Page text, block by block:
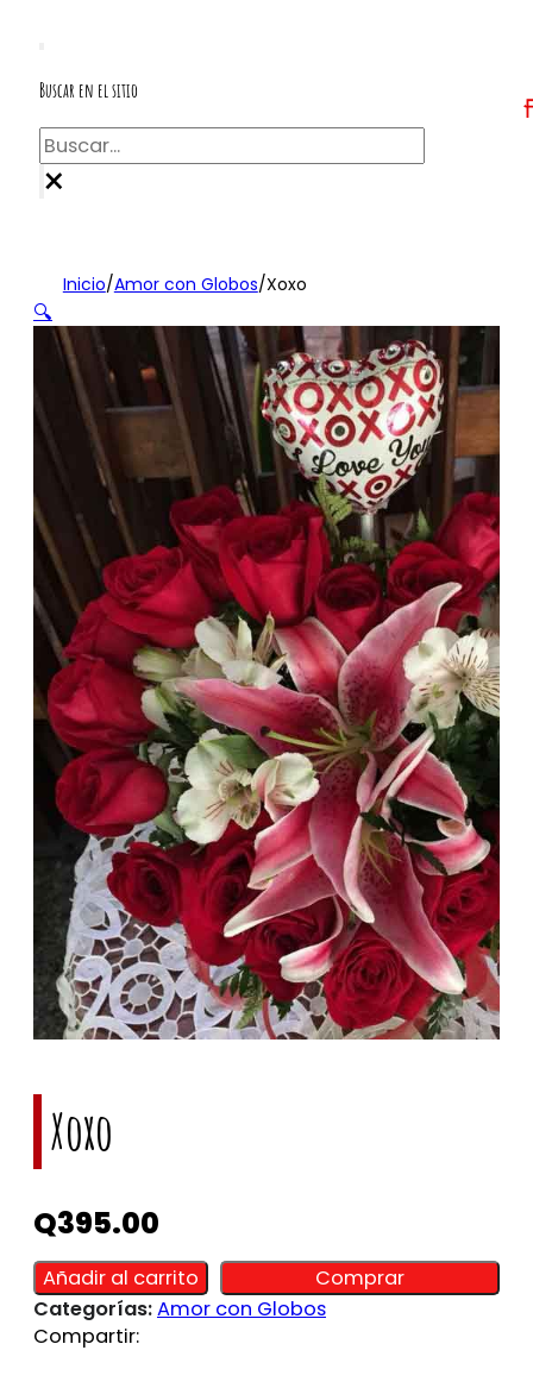
Buscar en el sitio
Buscar
×
Inicio/Amor con Globos/Xoxo
🔍
Xoxo
Q395.00
Añadir al carrito Comprar
Alternative:
Alternative:
Categorías:Amor con Globos
Compartir: